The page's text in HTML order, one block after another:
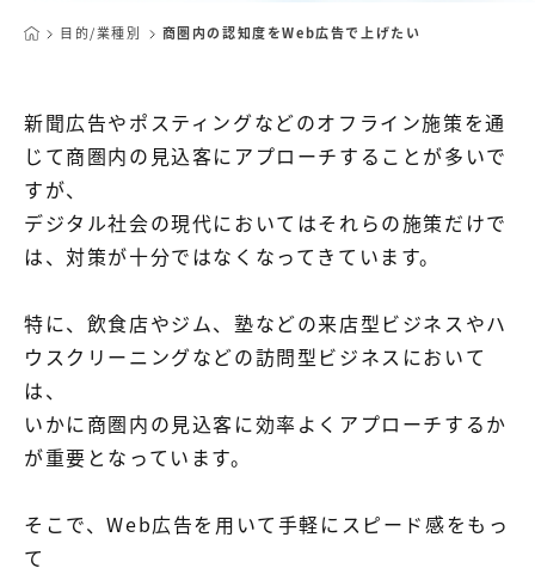
コンテンツ制作
マーケティングサービスの製品
【店舗型ビジネス向け】エリ
ア
マーケティングサービス
ング
サービス
グ
サービス
ビス（LINE）
広告プロモーションの製品
【クリニック向け】新規集患
【塾・個別塾業界向け】新規
サイトアクセス増加パッケー
目的/業種別 商圏内の認知度をWeb広告で上げたい
新聞広告やポスティングなどのオフライン施策を通
じて商圏内の見込客にアプローチすることが多いで
すが、
デジタル社会の現代においてはそれらの施策だけで
は、対策が十分ではなくなってきています。
特に、飲食店やジム、塾などの来店型ビジネスやハ
ウスクリーニングなどの訪問型ビジネスにおいて
は、
いかに商圏内の見込客に効率よくアプローチするか
が重要となっています。
そこで、Web広告を用いて手軽にスピード感をもっ
て